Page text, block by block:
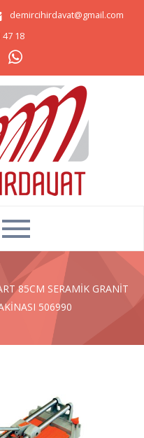
demircihirdavat@gmail.com
47 18
85CM SERAMİK GRANİT
506990